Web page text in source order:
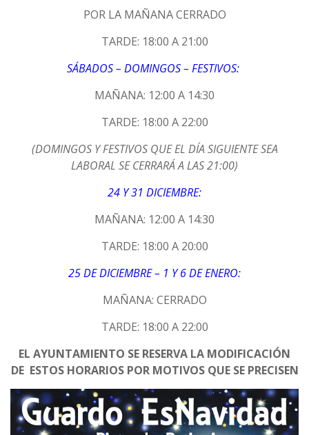
POR LA MAÑANA CERRADO
TARDE: 18:00 A 21:00
SÁBADOS – DOMINGOS – FESTIVOS:
MAÑANA: 12:00 A 14:30
TARDE: 18:00 A 22:00
(DOMINGOS Y FESTIVOS QUE EL DÍA SIGUIENTE SEA
LABORAL SE CERRARÁ A LAS 21:00)
24 Y 31 DICIEMBRE:
MAÑANA: 12:00 A 14:30
TARDE: 18:00 A 20:00
25 DE DICIEMBRE – 1 Y 6 DE ENERO:
MAÑANA: CERRADO
TARDE: 18:00 A 22:00
EL AYUNTAMIENTO SE RESERVA LA MODIFICACIÓN
DE ESTOS HORARIOS POR MOTIVOS QUE SE PRECISEN